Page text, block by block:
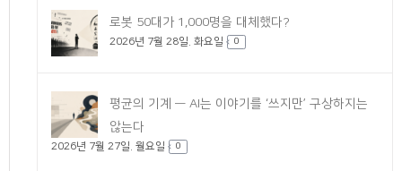
로봇 50대가 1,000명을 대체했다?
2026년 7월 28일. 화요일 0
평균의 기계 — AI는 이야기를 ‘쓰지만’ 구상하지는
않는다
2026년 7월 27일. 월요일 0